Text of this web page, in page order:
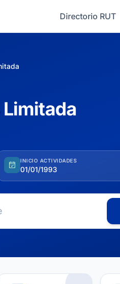
Directorio RUT
INICIO ACTIVIDADES
01/01/1993